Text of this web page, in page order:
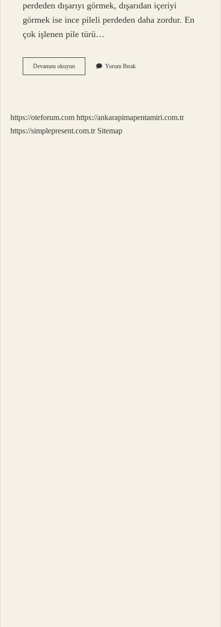
perdeden dışarıyı görmek, dışarıdan içeriyi
görmek ise ince pileli perdeden daha zordur. En
çok işlenen pile türü…
Devamını okuyun1
3
Yorum Bırak
https://oteforum.com https://ankarapimapentamiri.com.tr
https://simplepresent.com.tr Sitemap